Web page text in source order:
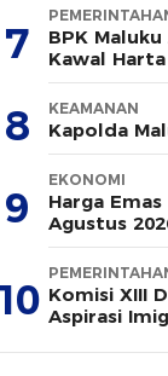
7
BPK
Kawal
8 KEAMANAN
Kapolda
9
EKONOMI
Harga
Agustus
10
Komisi XIII
Aspirasi